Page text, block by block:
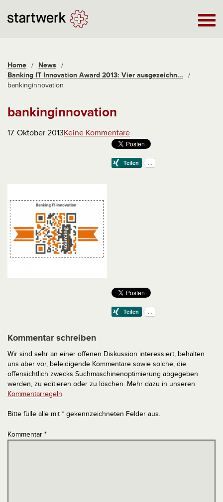
Home / News /
Banking IT Innovation Award 2013: Vier ausgezeichn...
/
bankinginnovation
bankinginnovation
17. Oktober 2013Keine Kommentare
Kommentar schreiben
Wir sind sehr an einer offenen Diskussion interessiert, behalten
uns aber vor, beleidigende Kommentare sowie solche, die
offensichtlich zwecks Suchmaschinenoptimierung abgegeben
werden, zu editieren oder zu löschen. Mehr dazu in unseren
Kommentarregeln.
Bitte fülle alle mit * gekennzeichneten Felder aus.
Kommentar *